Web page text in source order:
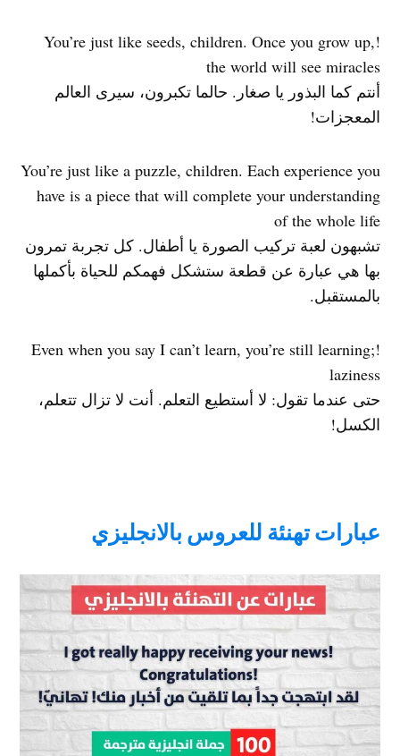
!You’re just like seeds, children. Once you grow up,
the world will see miracles
أنتم كما البذور يا صغار. حالما تكبرون، سيرى العالم
المعجزات!
You’re just like a puzzle, children. Each experience you
have is a piece that will complete your understanding
of the whole life
تشبهون لعبة تركيب الصورة يا أطفال. كل تجربة تمرون
بها هي عبارة عن قطعة ستشكل فهمكم للحياة بأكملها
بالمستقبل.
!Even when you say I can’t learn, you’re still learning;
laziness
حتى عندما تقول: لا أستطيع التعلم. أنت لا تزال تتعلم،
الكسل!
عبارات تهنئة للعروس بالانجليزي